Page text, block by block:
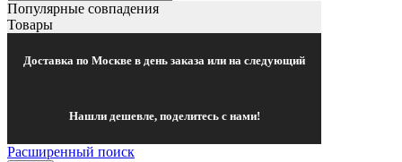
Популярные совпадения
Товары
Доставка по Москве в день заказа или на следующий
Нашли дешевле, поделитесь с нами!
Расширенный поиск